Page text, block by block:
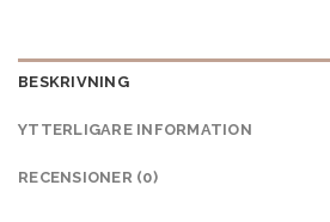
BESKRIVNING
YTTERLIGARE INFORMATION
RECENSIONER (0)